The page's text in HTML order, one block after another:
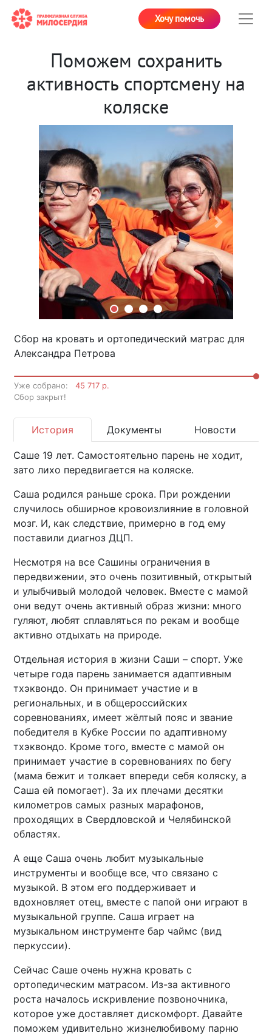
Хочу помочь
Поможем сохранить
активность спортсмену на
коляске
Previous Next
Сбор на кровать и ортопедический матрас для
Александра Петрова
Уже собрано:
45 717 р.
Cбор закрыт!
История Документы Новости
Саше 19 лет. Самостоятельно парень не ходит,
зато лихо передвигается на коляске.
Саша родился раньше срока. При рождении
случилось обширное кровоизлияние в головной
мозг. И, как следствие, примерно в год ему
поставили диагноз ДЦП.
Несмотря на все Сашины ограничения в
передвижении, это очень позитивный, открытый
и улыбчивый молодой человек. Вместе с мамой
они ведут очень активный образ жизни: много
гуляют, любят сплавляться по рекам и вообще
активно отдыхать на природе.
Отдельная история в жизни Саши – спорт. Уже
четыре года парень занимается адаптивным
тхэквондо. Он принимает участие и в
региональных, и в общероссийских
соревнованиях, имеет жёлтый пояс и звание
победителя в Кубке России по адаптивному
тхэквондо. Кроме того, вместе с мамой он
принимает участие в соревнованиях по бегу
(мама бежит и толкает впереди себя коляску, а
Саша ей помогает). За их плечами десятки
километров самых разных марафонов,
проходящих в Свердловской и Челябинской
областях.
А еще Саша очень любит музыкальные
инструменты и вообще все, что связано с
музыкой. В этом его поддерживает и
вдохновляет отец, вместе с папой они играют в
музыкальной группе. Саша играет на
музыкальном инструменте бар чаймс (вид
перкуссии).
Сейчас Саше очень нужна кровать с
ортопедическим матрасом. Из-за активного
роста началось искривление позвоночника,
которое уже доставляет дискомфорт. Давайте
поможем удивительно жизнелюбивому парню